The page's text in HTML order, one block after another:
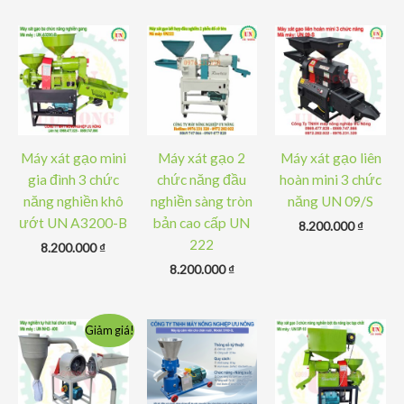
Máy xát gạo mini
gia đình 3 chức
năng nghiền khô
ướt UN A3200-B
8.200.000₫
Máy xát gạo 2
chức năng đầu
nghiền sàng tròn
bản cao cấp UN
222
8.200.000₫
Máy xát gạo liên
hoàn mini 3 chức
năng UN 09/S
8.200.000₫
Giảm giá!